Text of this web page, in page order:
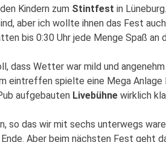
Kindern zum Stintfest in
aber ich wollte ihnen das Fest
bis 0:30 Uhr jede Menge Spaß an
dass Wetter war mild und
eintreffen spielte eine Mega
aufgebauten Livebühne wirklich
so das wir mit sechs unterwegs
Aber beim nächsten Fest geht